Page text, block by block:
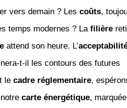
vers demain ? Les coûts,
temps modernes ? La filière
attend son heure. L’
t-il les contours des futures
le cadre réglementaire,
carte énergétique,